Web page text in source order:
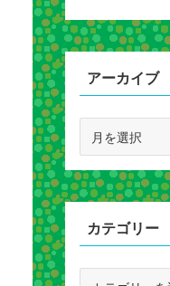
アーカイブ
カ
イ
ブ
カテゴリー